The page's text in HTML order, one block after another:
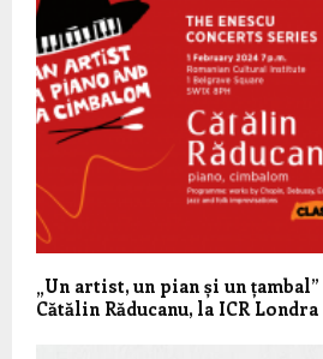
„Un artist, un pian și un
Cătălin Răducanu, la ICR Londra